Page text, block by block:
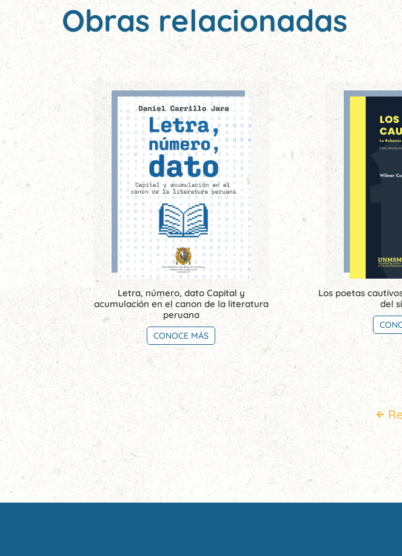
Obras relacionadas
Letra, número, dato Capital y
acumulación en el canon de la literatura
peruana
CONOCE MÁS
Los poetas
del